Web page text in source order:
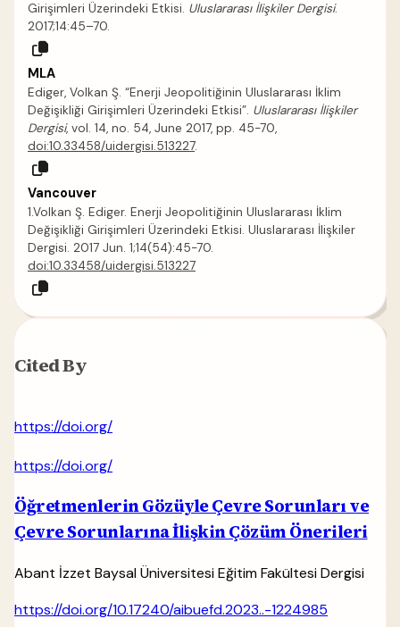
Girişimleri Üzerindeki Etkisi. Uluslararası İlişkiler Dergisi.
2017;14:45–70.
MLA
Ediger, Volkan Ş. “Enerji Jeopolitiğinin Uluslararası İklim
Değişikliği Girişimleri Üzerindeki Etkisi”. Uluslararası İlişkiler
Dergisi, vol. 14, no. 54, June 2017, pp. 45-70,
doi:10.33458/uidergisi.513227.
Vancouver
1.Volkan Ş. Ediger. Enerji Jeopolitiğinin Uluslararası İklim
Değişikliği Girişimleri Üzerindeki Etkisi. Uluslararası İlişkiler
Dergisi. 2017 Jun. 1;14(54):45-70.
doi:10.33458/uidergisi.513227
Cited By
https://doi.org/
https://doi.org/
Öğretmenlerin Gözüyle Çevre Sorunları ve
Çevre Sorunlarına İlişkin Çözüm Önerileri
Abant İzzet Baysal Üniversitesi Eğitim Fakültesi Dergisi
https://doi.org/10.17240/aibuefd.2023..-1224985